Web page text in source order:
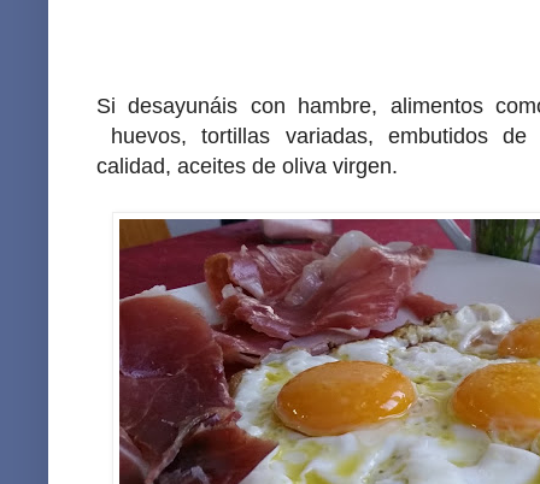
Si desayunáis con hambre, alimentos
huevos, tortillas variadas, embutidos
calidad, aceites de oliva virgen.